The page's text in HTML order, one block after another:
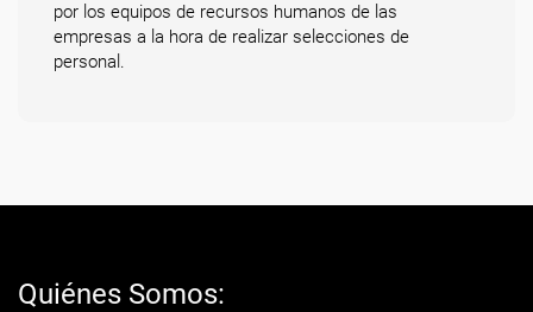
por los equipos de recursos humanos de las
empresas a la hora de realizar selecciones de
personal.
Quiénes Somos: